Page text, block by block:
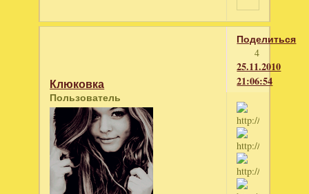
Поделиться
4
25.11.2010
21:06:54
Клюковка
Пользователь